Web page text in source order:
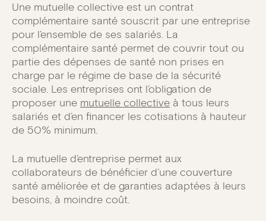
Une mutuelle collective est un contrat
complémentaire santé souscrit par une entreprise
pour l’ensemble de ses salariés. La
complémentaire santé permet de couvrir tout ou
partie des dépenses de santé non prises en
charge par le régime de base de la sécurité
sociale. Les entreprises ont l’obligation de
proposer une mutuelle collective à tous leurs
salariés et d’en financer les cotisations à hauteur
de 50% minimum.
La mutuelle d’entreprise permet aux
collaborateurs de bénéficier d’une couverture
santé améliorée et de garanties adaptées à leurs
besoins, à moindre coût.